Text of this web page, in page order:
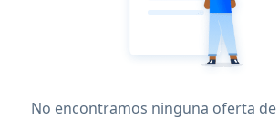
No encontramos ninguna oferta